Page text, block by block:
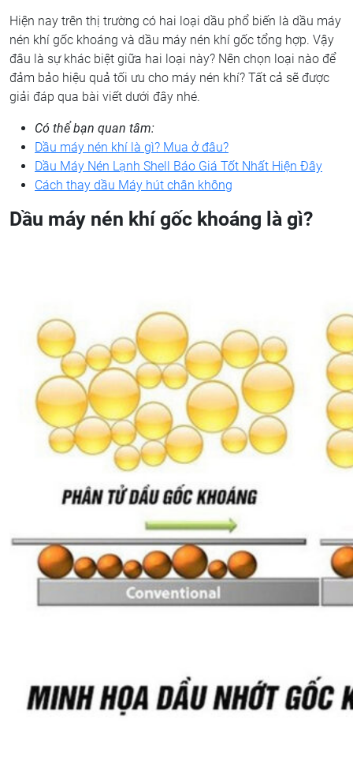
Hiện nay trên thị trường có hai loại dầu phổ biến là dầu máy
nén khí gốc khoáng và dầu máy nén khí gốc tổng hợp. Vậy
đâu là sự khác biệt giữa hai loại này? Nên chọn loại nào để
đảm bảo hiệu quả tối ưu cho máy nén khí? Tất cả sẽ được
giải đáp qua bài viết dưới đây nhé.
Có thể bạn quan tâm:
Dầu máy nén khí là gì? Mua ở đâu?
Dầu Máy Nén Lạnh Shell Báo Giá Tốt Nhất Hiện Đây
Cách thay dầu Máy hút chân không
Dầu máy nén khí gốc khoáng là gì?